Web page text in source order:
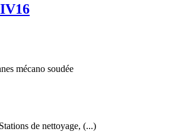
mécano soudée
de nettoyage, (...)